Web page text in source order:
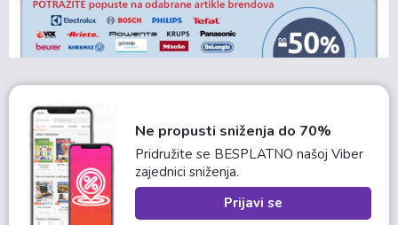
Ne propusti sniženja do 70%
Pridružite se BESPLATNO našoj Viber
zajednici sniženja.
Prijavi se